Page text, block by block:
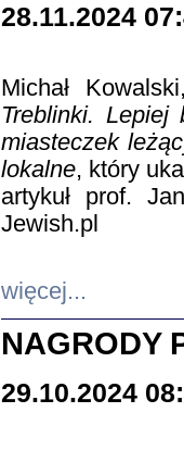
28.11.2024
Michał
Treblinki. Lepiej
miasteczek
lokalne, który
artykuł prof.
Jewish.pl
więcej...
NAGRODY
29.10.2024